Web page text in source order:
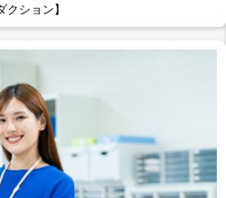
ション】